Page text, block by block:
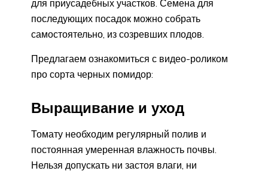
для приусадебных участков. Семена для
последующих посадок можно собрать
самостоятельно, из созревших плодов.
Предлагаем ознакомиться с видео-роликом
про сорта черных помидор:
Выращивание и уход
Томату необходим регулярный полив и
постоянная умеренная влажность почвы.
Нельзя допускать ни застоя влаги, ни